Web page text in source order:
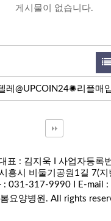
게시물이 없습니다.
표 : 김지욱 I 사업자등록
흥시 비둘기공원1길 7(지
: 031-317-9990 I E-mail :
요양병원. All rights